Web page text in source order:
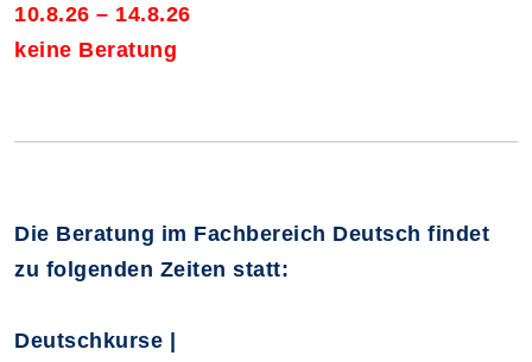
10.8.26 – 14.8.26
keine Beratung
Die Beratung im Fachbereich Deutsch findet
zu folgenden Zeiten statt:
Deutschkurse |